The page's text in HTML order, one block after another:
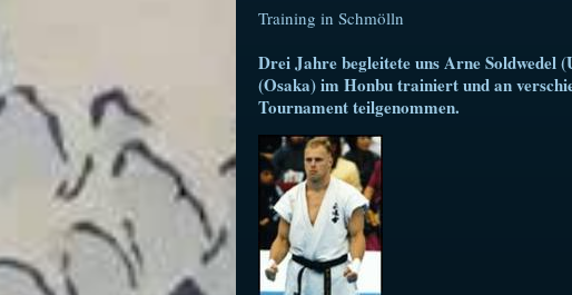
Training in Schmölln
Drei Jahre begleitete uns Arne Soldwedel
(Osaka) im Honbu trainiert und an
Tournament teilgenommen.